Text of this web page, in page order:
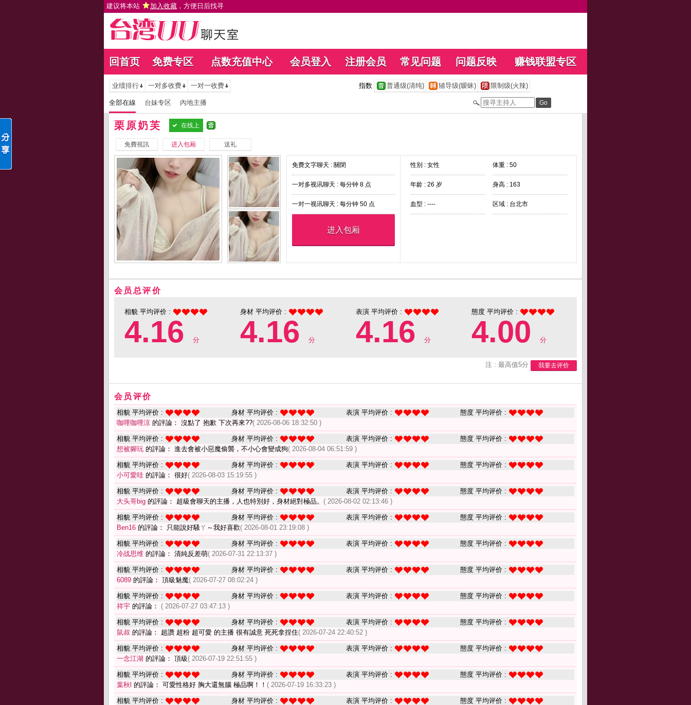
建议将本站 加入收藏 ，方便日后找寻
回首页 免费专区 点数充值中心 会员登入 注册会员 常见问题 问题反映 赚钱联盟专区
业绩排行 一对多收费 一对一收费 指数 普通级(清纯) 辅导级(暧昧) 限制级(火辣)
全部在線 台妹专区 內地主播
栗原奶芙 在线上
免費視訊 进入包厢 送礼
免费文字聊天 : 關閉
一对多视讯聊天 : 每分钟 8 点
一对一视讯聊天 : 每分钟 50 点
进入包厢
性别 : 女性 体重 : 50
年龄 : 26 岁 身高 : 163
血型 : ---- 区域 : 台北市
会员总评价
相貌 平均评价 :
4.16 分
身材 平均评价 :
4.16 分
表演 平均评价 :
4.16 分
態度 平均评价 :
4.00 分
注 : 最高值5分 我要去评价
会员评价
相貌 平均评价 : 身材 平均评价 : 表演 平均评价 :
態度 平均评价 :
咖哩咖哩涼 的評論： 沒點了 抱歉 下次再來??( 2026-08-06 18:32:50 )
相貌 平均评价 : 身材 平均评价 : 表演 平均评价 :
態度 平均评价 :
想被腳玩 的評論： 進去會被小惡魔偷襲，不小心會變成狗( 2026-08-04 06:51:59 )
相貌 平均评价 : 身材 平均评价 : 表演 平均评价 :
態度 平均评价 :
小可愛哇 的評論： 很好( 2026-08-03 15:19:55 )
相貌 平均评价 : 身材 平均评价 : 表演 平均评价 :
態度 平均评价 :
大头哥big 的評論： 超級會聊天的主播，人也特別好，身材絕對極品。 ( 2026-08-02 02:13:46 )
相貌 平均评价 : 身材 平均评价 : 表演 平均评价 :
態度 平均评价 :
Ben16 的評論： 只能說好騷ㄚ～我好喜歡( 2026-08-01 23:19:08 )
相貌 平均评价 : 身材 平均评价 : 表演 平均评价 :
態度 平均评价 :
冷战思维 的評論： 清純反差萌( 2026-07-31 22:13:37 )
相貌 平均评价 : 身材 平均评价 : 表演 平均评价 :
態度 平均评价 :
6089 的評論： 頂級魅魔( 2026-07-27 08:02:24 )
相貌 平均评价 : 身材 平均评价 : 表演 平均评价 :
態度 平均评价 :
祥宇 的評論： ( 2026-07-27 03:47:13 )
相貌 平均评价 : 身材 平均评价 : 表演 平均评价 :
態度 平均评价 :
鼠叔 的評論： 超讚 超粉 超可愛 的主播 很有誠意 死死拿捏住( 2026-07-24 22:40:52 )
相貌 平均评价 : 身材 平均评价 : 表演 平均评价 :
態度 平均评价 :
一念江湖 的評論： 頂級 ( 2026-07-19 22:51:55 )
相貌 平均评价 : 身材 平均评价 : 表演 平均评价 :
態度 平均评价 :
葉秋l 的評論： 可愛性格好 胸大還無腦 極品啊！！ ( 2026-07-19 16:33:23 )
相貌 平均评价 : 身材 平均评价 : 表演 平均评价 :
態度 平均评价 :